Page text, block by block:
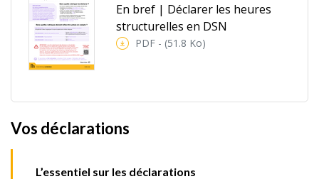
En bref | Déclarer les heures
structurelles en DSN
PDF - (51.8 Ko)
Vos déclarations
L’essentiel sur les déclarations